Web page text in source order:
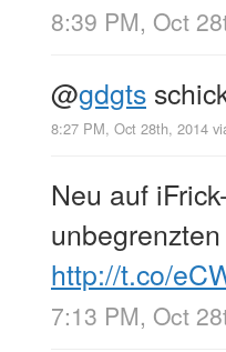
8:39 PM, Oct
@gdgts
8:27 PM, Oct 28th, 2014
Neu auf
http://t.co/
7:13 PM, Oct